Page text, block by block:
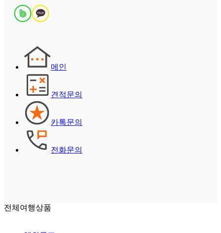
메인
견적문의
카톡문의
전화문의
전체여행상품